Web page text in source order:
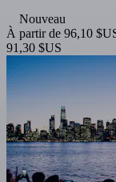
Nouveau
À partir de 96,10
91,30 $US